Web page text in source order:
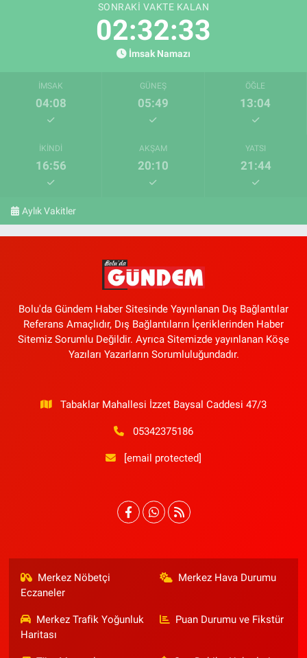
SONRAKI VAKTE KALAN
02:32:32
İmsak Namazı
İMSAK
04:08
GÜNEŞ
05:49
ÖĞLE
13:04
İKINDI
16:56
AKŞAM
20:10
YATSI
21:44
Aylık Vakitler
Bolu'da Gündem Haber Sitesinde Yayınlanan Dış Bağlantılar
Referans Amaçlıdır, Dış Bağlantıların İçeriklerinden Haber
Sitemiz Sorumlu Değildir. Ayrıca Sitemizde yayınlanan Köşe
Yazıları Yazarların Sorumluluğundadır.
Tabaklar Mahallesi İzzet Baysal Caddesi 47/3
05342375186
[email protected]
Merkez Nöbetçi
Eczaneler
Merkez Hava Durumu
Merkez Trafik Yoğunluk
Haritası
Puan Durumu ve Fikstür